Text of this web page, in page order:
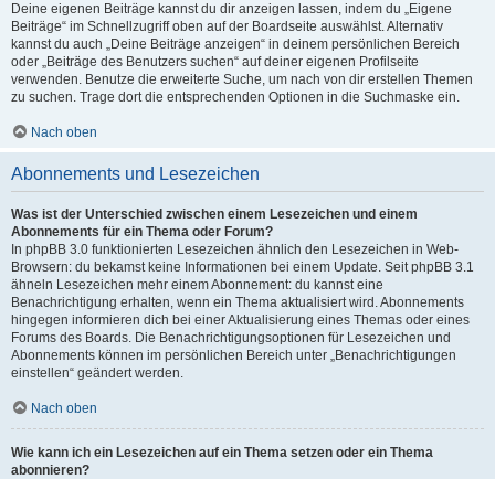
Deine eigenen Beiträge kannst du dir anzeigen lassen, indem du „Eigene
Beiträge“ im Schnellzugriff oben auf der Boardseite auswählst. Alternativ
kannst du auch „Deine Beiträge anzeigen“ in deinem persönlichen Bereich
oder „Beiträge des Benutzers suchen“ auf deiner eigenen Profilseite
verwenden. Benutze die erweiterte Suche, um nach von dir erstellen Themen
zu suchen. Trage dort die entsprechenden Optionen in die Suchmaske ein.
Nach oben
Abonnements und Lesezeichen
Was ist der Unterschied zwischen einem Lesezeichen und einem
Abonnements für ein Thema oder Forum?
In phpBB 3.0 funktionierten Lesezeichen ähnlich den Lesezeichen in Web-
Browsern: du bekamst keine Informationen bei einem Update. Seit phpBB 3.1
ähneln Lesezeichen mehr einem Abonnement: du kannst eine
Benachrichtigung erhalten, wenn ein Thema aktualisiert wird. Abonnements
hingegen informieren dich bei einer Aktualisierung eines Themas oder eines
Forums des Boards. Die Benachrichtigungsoptionen für Lesezeichen und
Abonnements können im persönlichen Bereich unter „Benachrichtigungen
einstellen“ geändert werden.
Nach oben
Wie kann ich ein Lesezeichen auf ein Thema setzen oder ein Thema
abonnieren?